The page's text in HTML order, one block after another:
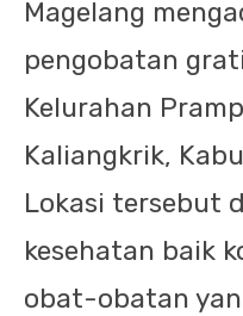
Magelang
pengobatan
Kelurahan
Kaliangkrik,
Lokasi tersebut
kesehatan baik
obat-obatan